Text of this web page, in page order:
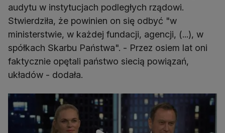
audytu w instytucjach podległych rządowi.
Stwierdziła, że powinien on się odbyć "w
ministerstwie, w każdej fundacji, agencji, (...), w
spółkach Skarbu Państwa". - Przez osiem lat oni
faktycznie opętali państwo siecią powiązań,
układów - dodała.